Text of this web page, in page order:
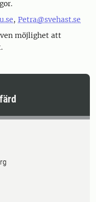
, Petra@svehast.se
möjlighet att